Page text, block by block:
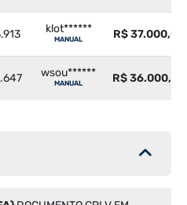
klot******
MANUAL R$ 37.000,00
wsou******
MANUAL R$ 36.000,00